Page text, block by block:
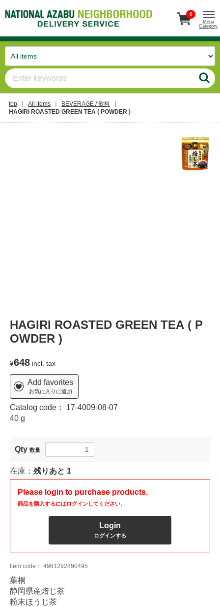
0
Menu
Category
top All items
BEVERAGE / 飲料
HAGIRI ROASTED GREEN TEA ( POWDER )
HAGIRI ROASTED GREEN TEA ( P
OWDER )
¥648 incl. tax
Add favorites
お気に入りに追加
Catalog code： 17-4009-08-07
40 g
Qty 数量
在庫： 残りあと 1
Please login to purchase products.
商品を購入するにはログインしてください。
Login
ログインする
Item code： 4961292890495
葉桐
静岡県産焙じ茶
粉末ほうじ茶